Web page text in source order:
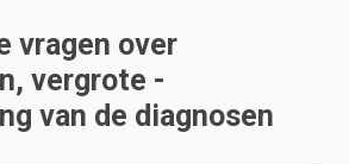
vragen over
vergrote -
van de diagnosen